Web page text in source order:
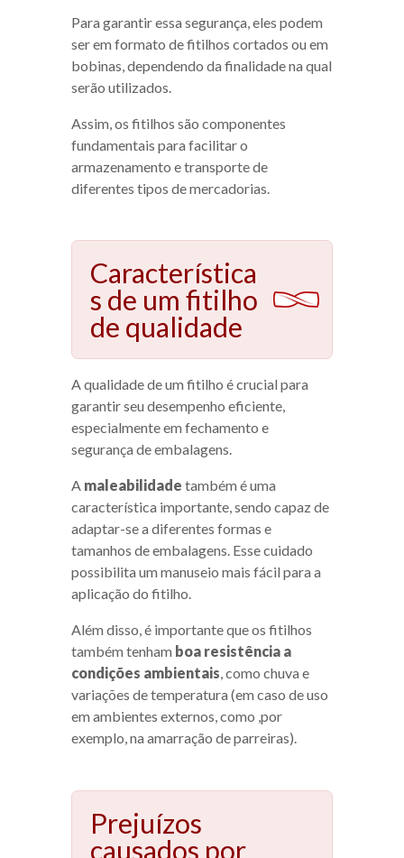
Para garantir essa segurança, eles podem
ser em formato de fitilhos cortados ou em
bobinas, dependendo da finalidade na qual
serão utilizados.
Assim, os fitilhos são componentes
fundamentais para facilitar o
armazenamento e transporte de
diferentes tipos de mercadorias.
Característica
s de um fitilho
de qualidade
A qualidade de um fitilho é crucial para
garantir seu desempenho eficiente,
especialmente em fechamento e
segurança de embalagens.
A maleabilidade também é uma
característica importante, sendo capaz de
adaptar-se a diferentes formas e
tamanhos de embalagens. Esse cuidado
possibilita um manuseio mais fácil para a
aplicação do fitilho.
Além disso, é importante que os fitilhos
também tenham boa resistência a
condições ambientais, como chuva e
variações de temperatura (em caso de uso
em ambientes externos, como ,por
exemplo, na amarração de parreiras).
Prejuízos
causados ​​por